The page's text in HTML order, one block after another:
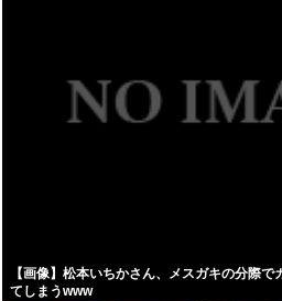
【画像】松本いちかさん、メスガキの分際
てしまうwww